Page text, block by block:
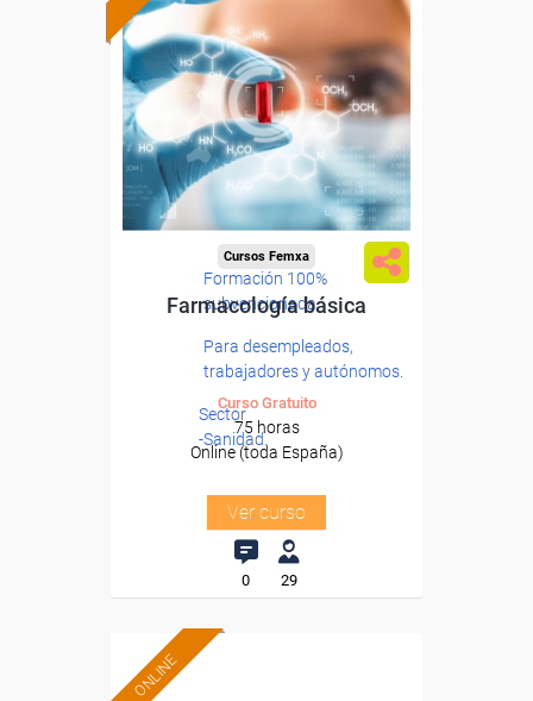
Formación 100%
subvencionada.
Para desempleados,
trabajadores y autónomos.
Sector
-Sanidad.
Cursos Femxa
Farmacología básica
Curso Gratuito
75 horas
Online (toda España)
Ver curso
0 29
ONLINE